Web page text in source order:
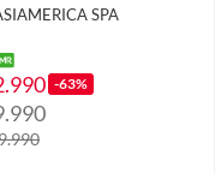
SPA
-63%